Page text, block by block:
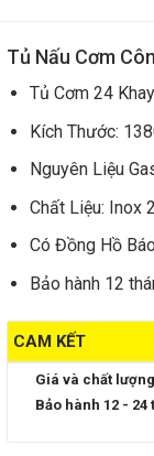
Tủ Nấu Cơm
Tủ Cơm 24
Kích Thước:
Nguyên Liệu
Chất Liệu: Inox
Có Đồng Hồ
Bảo hành 12
CAM KẾT
Giá và chất
Bảo hành 12 -